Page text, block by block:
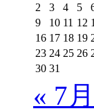
2
3 4 5
9
10 11 12
16 17 18 19
23 24 25 26
30 31
« 7月